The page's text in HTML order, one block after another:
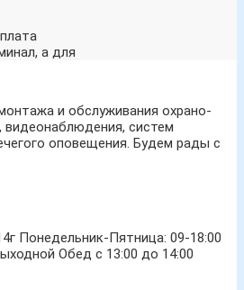
а для
и обслуживания охрано-
видеонаблюдения, систем
оповещения. Будем рады с
Понедельник-Пятница: 09-18:00
Обед с 13:00 до 14:00